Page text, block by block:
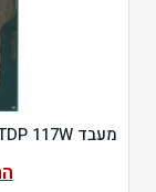
מעבד Intel i5-12400 Tray 4.4GHz UHD 730 TDP 117W